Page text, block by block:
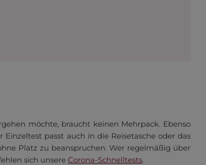
möchte, braucht keinen Mehrpack. Ebenso
passt auch in die Reisetasche oder das
Platz zu beanspruchen. Wer regelmäßig über
sich unsere Corona-Schnelltests.